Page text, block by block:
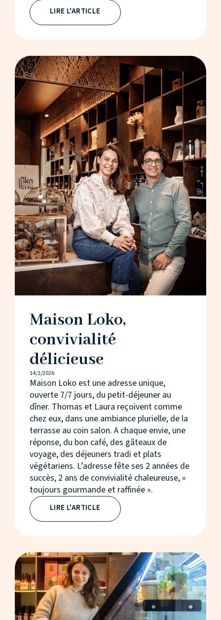
LIRE L'ARTICLE
Maison Loko,
convivialité
délicieuse
14/1/2026
Maison Loko est une adresse unique,
ouverte 7/7 jours, du petit-déjeuner au
dîner. Thomas et Laura reçoivent comme
chez eux, dans une ambiance plurielle, de la
terrasse au coin salon. A chaque envie, une
réponse, du bon café, des gâteaux de
voyage, des déjeuners tradi et plats
végétariens. L’adresse fête ses 2 années de
succès, 2 ans de convivialité chaleureuse, «
toujours gourmande et raffinée ».
LIRE L'ARTICLE